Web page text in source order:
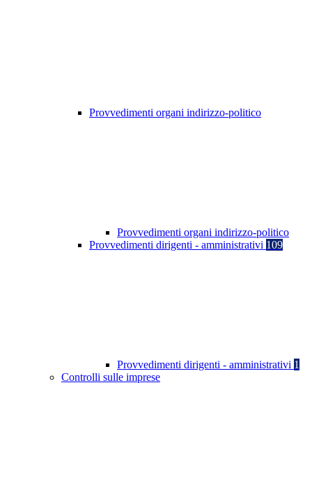
Provvedimenti organi indirizzo-politico
Provvedimenti organi indirizzo-politico
Provvedimenti dirigenti - amministrativi 109
Provvedimenti dirigenti - amministrativi 1
Controlli sulle imprese